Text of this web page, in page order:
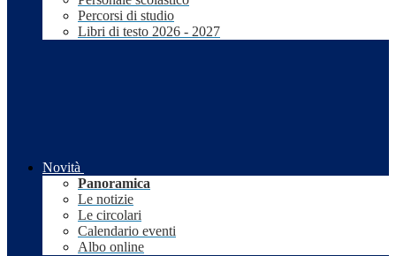
Percorsi di studio
Libri di testo 2026 - 2027
Novità
Panoramica
Le notizie
Le circolari
Calendario eventi
Albo online